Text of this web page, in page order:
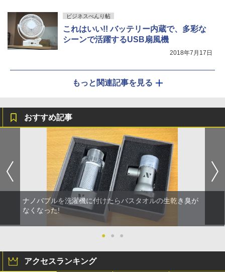
ビジネスべんり帖
これはいい!! バッテリー内蔵で、多彩な
シーンで活躍するUSB扇風機
2018年7月17日
もっと関連記事を見る
おすすめ記事
ナノバブルを洗濯機に付けたらバスタオルの生乾き臭が
なくなった!
● ● ●
アクセスランキング